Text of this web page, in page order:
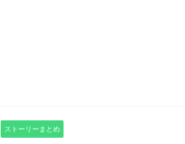
ストーリーまとめ